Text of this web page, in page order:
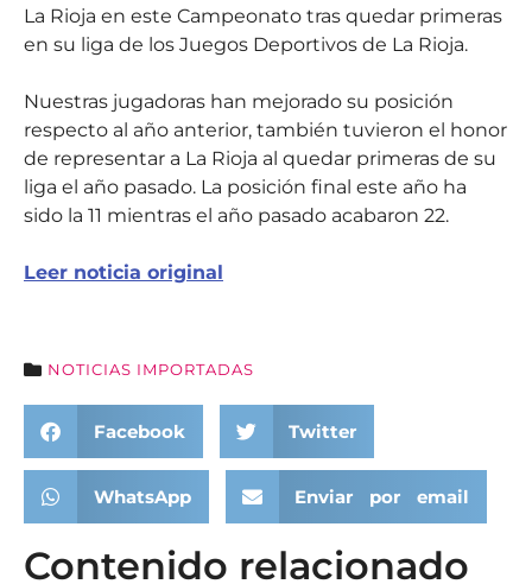
La Rioja en este Campeonato tras quedar primeras
en su liga de los Juegos Deportivos de La Rioja.
Nuestras jugadoras han mejorado su posición
respecto al año anterior, también tuvieron el honor
de representar a La Rioja al quedar primeras de su
liga el año pasado. La posición final este año ha
sido la 11 mientras el año pasado acabaron 22.
Leer noticia original
NOTICIAS IMPORTADAS
Facebook Twitter
WhatsApp Enviar por email
Contenido relacionado